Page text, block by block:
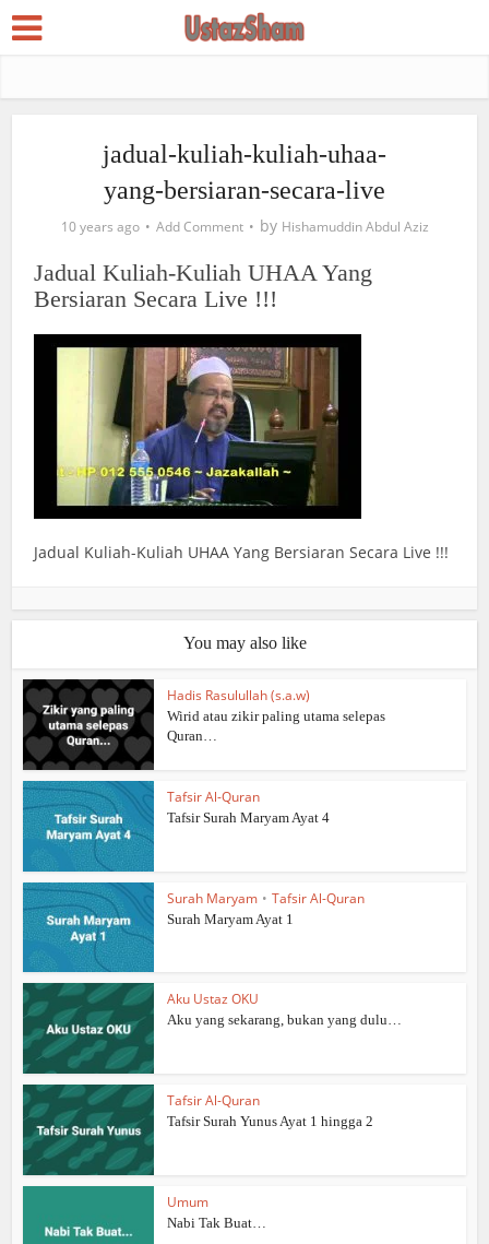
jadual-kuliah-kuliah-uhaa-
yang-bersiaran-secara-live
10 years ago Add Comment by Hishamuddin Abdul Aziz
Jadual Kuliah-Kuliah UHAA Yang
Bersiaran Secara Live !!!
Jadual Kuliah-Kuliah UHAA Yang Bersiaran Secara Live !!!
You may also like
Hadis Rasulullah (s.a.w)
Wirid atau zikir paling utama selepas
Quran…
Tafsir Al-Quran
Tafsir Surah Maryam Ayat 4
Surah Maryam • Tafsir Al-Quran
Surah Maryam Ayat 1
Aku Ustaz OKU
Aku yang sekarang, bukan yang dulu…
Tafsir Al-Quran
Tafsir Surah Yunus Ayat 1 hingga 2
Umum
Nabi Tak Buat…